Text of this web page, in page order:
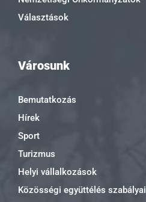
Választások
Városunk
Bemutatkozás
Hírek
Sport
Turizmus
Helyi vállalkozások
Közösségi együttélés szabályai